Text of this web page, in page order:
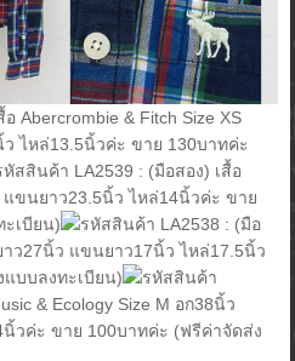
Abercrombie & Fitch Size XS
ไหล่13.5นิ้วค่ะ ขาย 130บาทค่ะ
หัสสินค้า LA2539 : (มือสอง) เสื้อ
แขนยาว23.5นิ้ว ไหล่14นิ้วค่ะ ขาย
เบียน)
รหัสสินค้า LA2538 : (มือ
าว27นิ้ว แขนยาว17นิ้ว ไหล่17.5นิ้ว
บบลงทะเบียน)
รหัสสินค้า
& Ecology Size M อก38นิ้ว
วค่ะ ขาย 100บาทค่ะ (ฟรีค่าจัดส่ง